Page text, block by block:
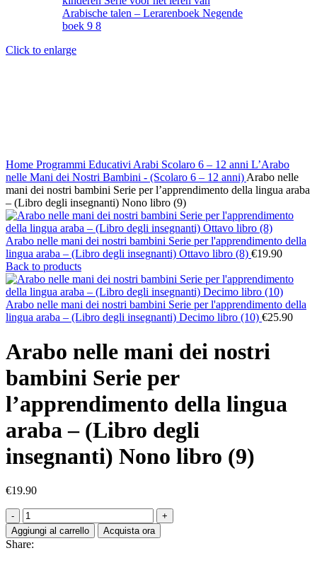
Click to enlarge
Home Programmi Educativi Arabi Scolaro 6 – 12 anni L’Arabo
nelle Mani dei Nostri Bambini - (Scolaro 6 – 12 anni) Arabo nelle
mani dei nostri bambini Serie per l’apprendimento della lingua araba
– (Libro degli insegnanti) Nono libro (9)
Arabo nelle mani dei nostri bambini Serie per l'apprendimento della
lingua araba – (Libro degli insegnanti) Ottavo libro (8) €19.90
Back to products
Arabo nelle mani dei nostri bambini Serie per l'apprendimento della
lingua araba – (Libro degli insegnanti) Decimo libro (10) €25.90
Arabo nelle mani dei nostri
bambini Serie per
l’apprendimento della lingua
araba – (Libro degli
insegnanti) Nono libro (9)
€19.90
Aggiungi al carrello Acquista ora
Share: